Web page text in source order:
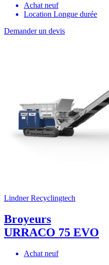
Achat neuf
Location Longue durée
Demander un devis
Lindner Recyclingtech
Broyeurs
URRACO 75 EVO
Achat neuf